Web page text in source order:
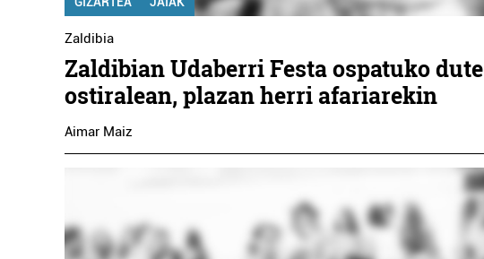
Zaldibia
Zaldibian Udaberri Festa ospatuko dute
ostiralean, plazan herri afariarekin
Aimar Maiz